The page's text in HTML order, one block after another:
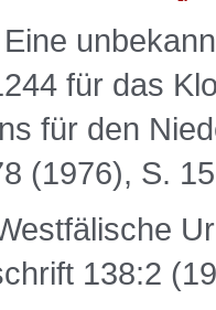
für das
für den
(1976), S.
138:2